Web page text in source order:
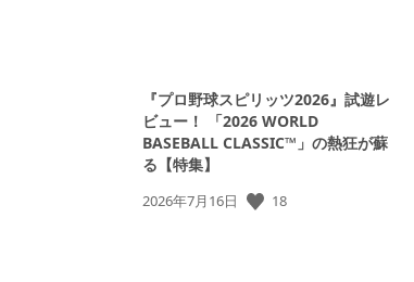
『プロ野球スピリッツ2026』試遊レ
ビュー！ 「2026 WORLD
BASEBALL CLASSIC™」の熱狂が蘇
る【特集】
公
2026年7月16日 18